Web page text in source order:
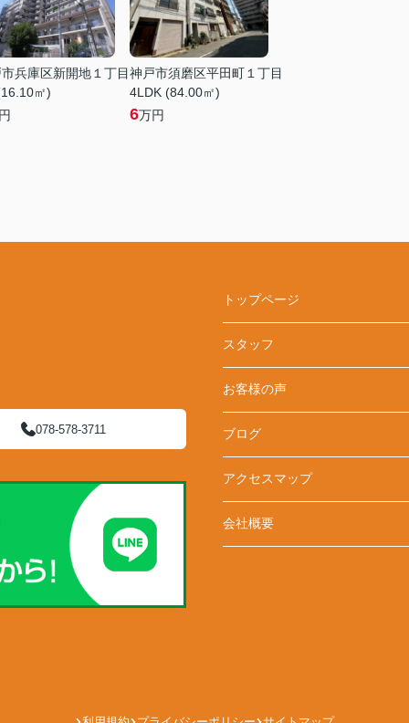
兵庫区新開地１丁目
㎡)
神戸市須磨区平田町１丁目
4LDK (84.00㎡)
6万円
078-578-3711
トップページ
スタッフ
お客様の声
ブログ
アクセスマップ
会社概要